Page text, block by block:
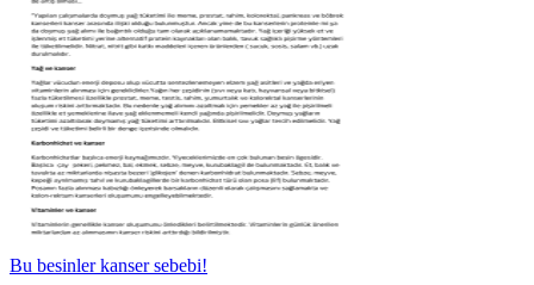
Bu besinler kanser sebebi!